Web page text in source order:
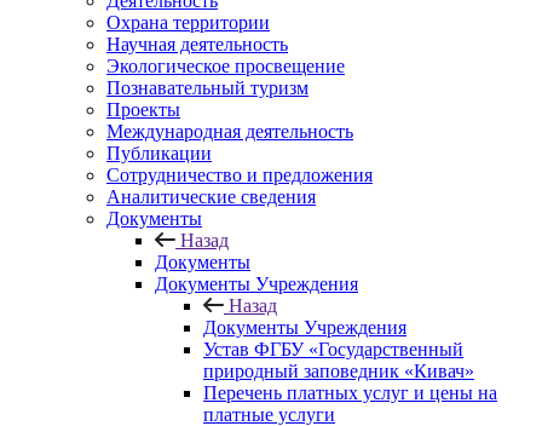
Охрана территории
Научная деятельность
Экологическое просвещение
Познавательный туризм
Проекты
Международная деятельность
Публикации
Сотрудничество и предложения
Аналитические сведения
Документы
Назад
Документы
Документы Учреждения
Назад
Документы Учреждения
Устав ФГБУ «Государственный
природный заповедник «Кивач»
Перечень платных услуг и цены на
платные услуги